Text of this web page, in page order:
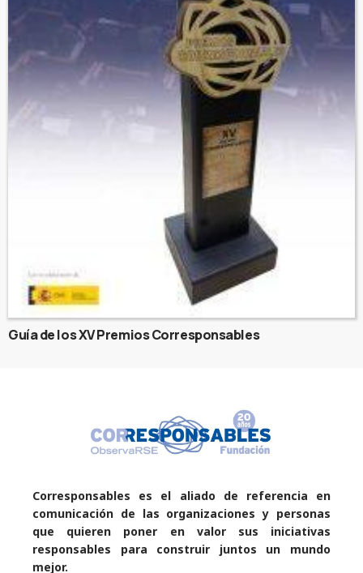
Guía de los XV Premios Corresponsables
Corresponsables es el aliado de referencia en
comunicación de las organizaciones y personas
que quieren poner en valor sus iniciativas
responsables para construir juntos un mundo
mejor.